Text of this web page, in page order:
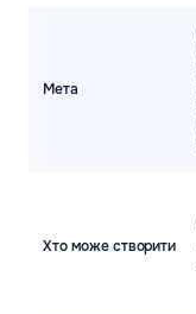
Мета
Хто може створити